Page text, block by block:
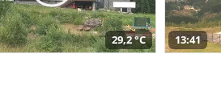
29,2 °C 13:41